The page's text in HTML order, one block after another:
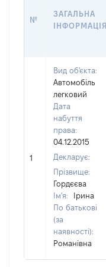
№
ЗАГАЛЬНА
ІНФОРМАЦІЯ
1
Вид об'єкта:
Автомобіль
легковий
Дата
набуття
права:
04.12.2015
Декларує:
Прізвище:
Гордєєва
Ім'я:
Ірина
По батькові
(за
наявності):
Романівна